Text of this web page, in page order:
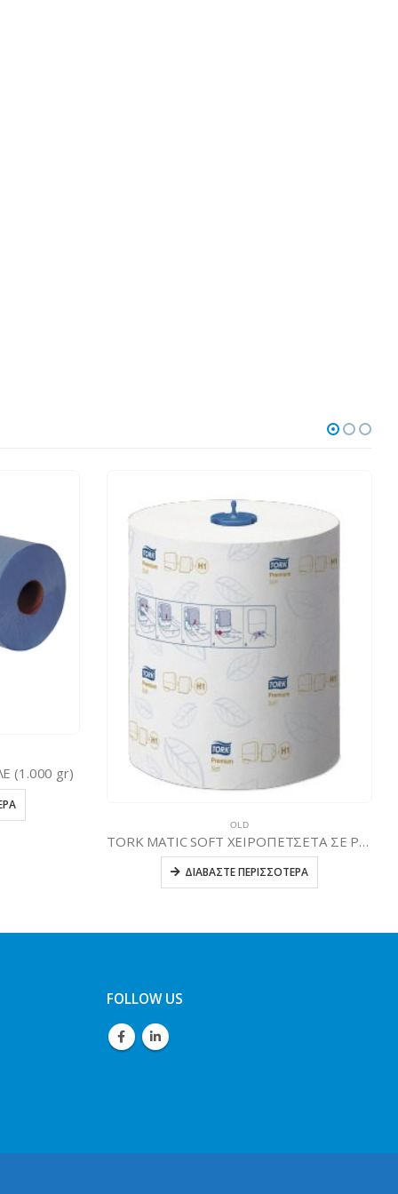
TORK MATIC SOFT ΧΕΙΡΟΠΕΤΣΕΤΑ ΣΕ ΡΟΛΟ
OLD
ΧΕΙΡΟΠΕΤΣΕΤΑ ΡΟΛΛΟ ΛΕΥΚΗ (1.000
ΔΙΑΒΆΣΤΕ ΠΕΡΙΣΣΌΤΕΡΑ
FOLLOW US